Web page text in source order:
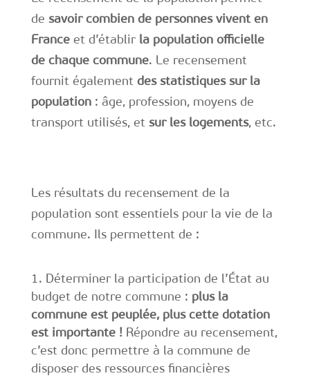
de savoir combien de personnes vivent en
France et d’établir la population officielle
de chaque commune. Le recensement
fournit également des statistiques sur la
population: âge, profession, moyens de
transport utilisés, et sur les logements, etc.
Les résultats du recensement de la
population sont essentiels pour la vie de la
commune. Ils permettent de :
Déterminer la participation de l’État au
budget de notre commune : plus la
commune est peuplée, plus cette dotation
est importante !Répondre au recensement,
c’est donc permettre à la commune de
disposer des ressources financières